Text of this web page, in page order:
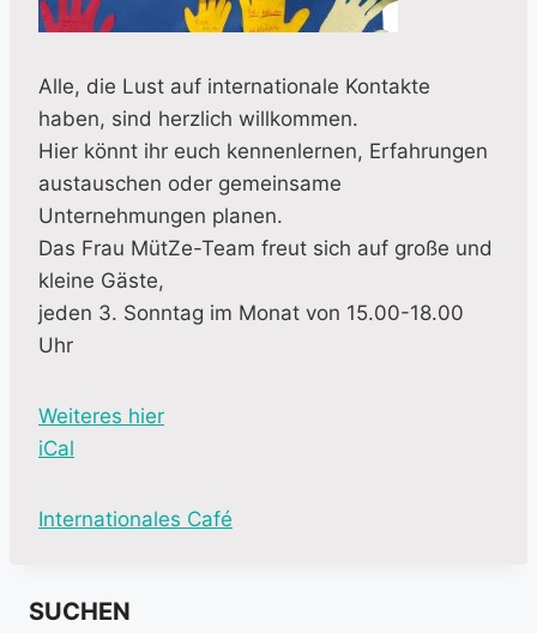
Alle, die Lust auf internationale Kontakte
haben, sind herzlich willkommen.
Hier könnt ihr euch kennenlernen, Erfahrungen
austauschen oder gemeinsame
Unternehmungen planen.
Das Frau MütZe-Team freut sich auf große und
kleine Gäste,
jeden 3. Sonntag im Monat von 15.00-18.00
Uhr
Weiteres hier
iCal
M
e
Internationales Café
SUCHEN